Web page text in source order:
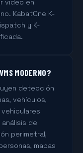
video en
KabatOne K-
y K-
MODERNO?
detección
vehículos,
análisis de
perimetral,
mapas